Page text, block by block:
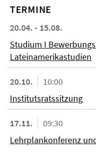
TERMINE
20.04. - 15.08.
Studium I
Lateinamerikastudien
20.10.
10:00
Institutsratssitzung
17.11.
09:30
Lehrplankonferenz